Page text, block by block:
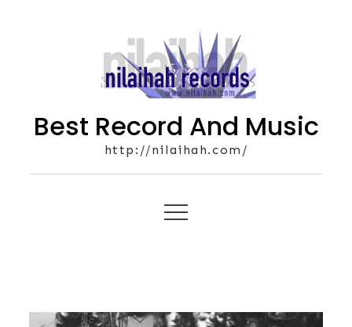
Best Record And Music
http://nilaihah.com/